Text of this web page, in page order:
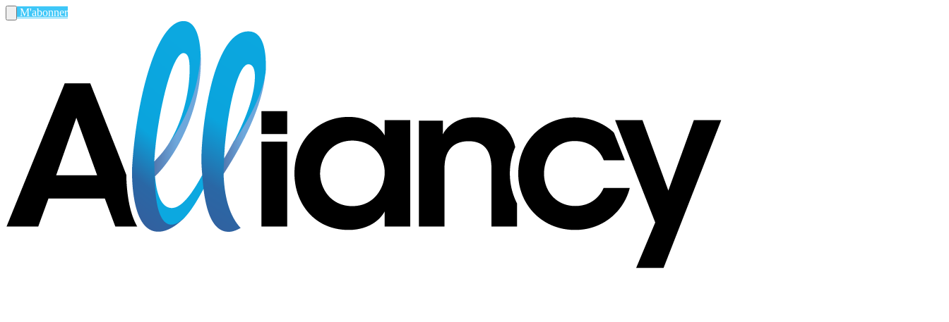
M'abonner